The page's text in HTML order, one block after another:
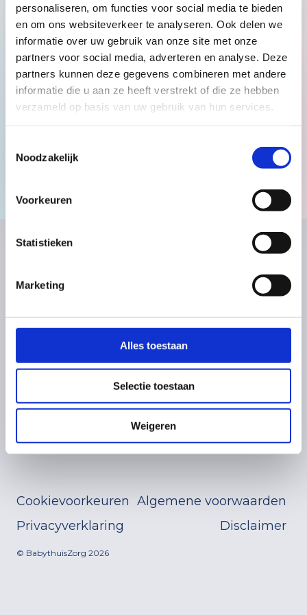
personaliseren, om functies voor social media te bieden
en om ons websiteverkeer te analyseren. Ook delen we
informatie over uw gebruik van onze site met onze
partners voor social media, adverteren en analyse. Deze
partners kunnen deze gegevens combineren met andere
informatie die u aan ze heeft verstrekt of die ze hebben
verzameld op basis van uw gebruik van hun services.
Noodzakelijk
Voorkeuren
Statistieken
Marketing
Alles toestaan
Selectie toestaan
Weigeren
Nederlands English
Samenwerking met Feel
Voorbeelden
nieuwsbrief
Neque porro quisquam est, qui dolorem.
Nemo enim ipsam voluptatem quia voluptas
sit aspernatur aut odit aut fugit, sed quia
consequuntur magni.
Aanvragen
Social Media
Volg ons op social media!
Cookievoorkeuren Algemene voorwaarden
Privacyverklaring
Disclaimer
© BabythuisZorg 2026